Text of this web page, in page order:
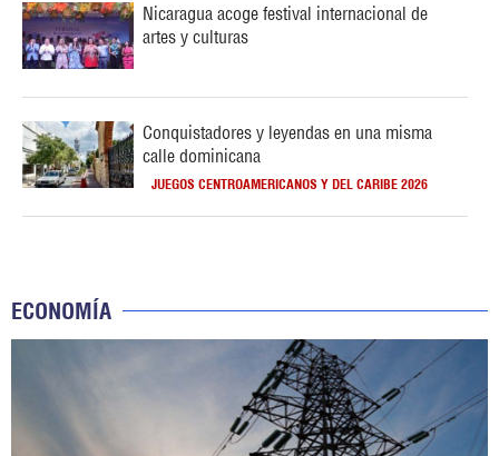
Nicaragua acoge festival internacional de
artes y culturas
Conquistadores y leyendas en una misma
calle dominicana
JUEGOS CENTROAMERICANOS Y DEL CARIBE 2026
ECONOMÍA